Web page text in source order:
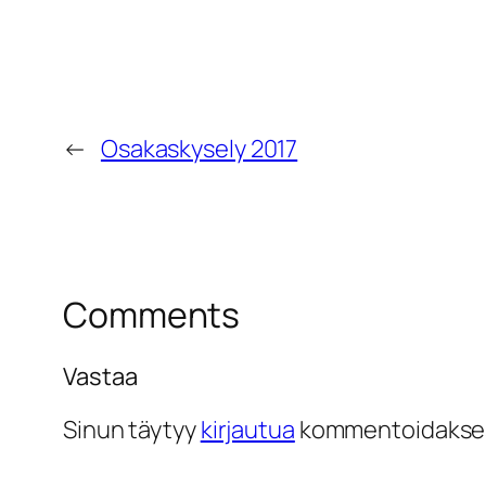
← Osakaskysely 2017
Comments
Vastaa
Sinun täytyykirjautua